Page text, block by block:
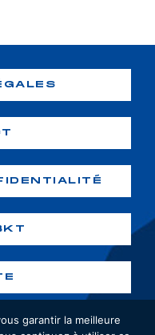
garantir la meilleure